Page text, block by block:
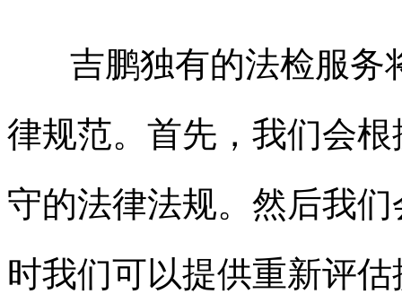
吉鹏独有的法检服务
律规范。首先，我们会
守的法律法规。然后我
时我们可以提供重新评